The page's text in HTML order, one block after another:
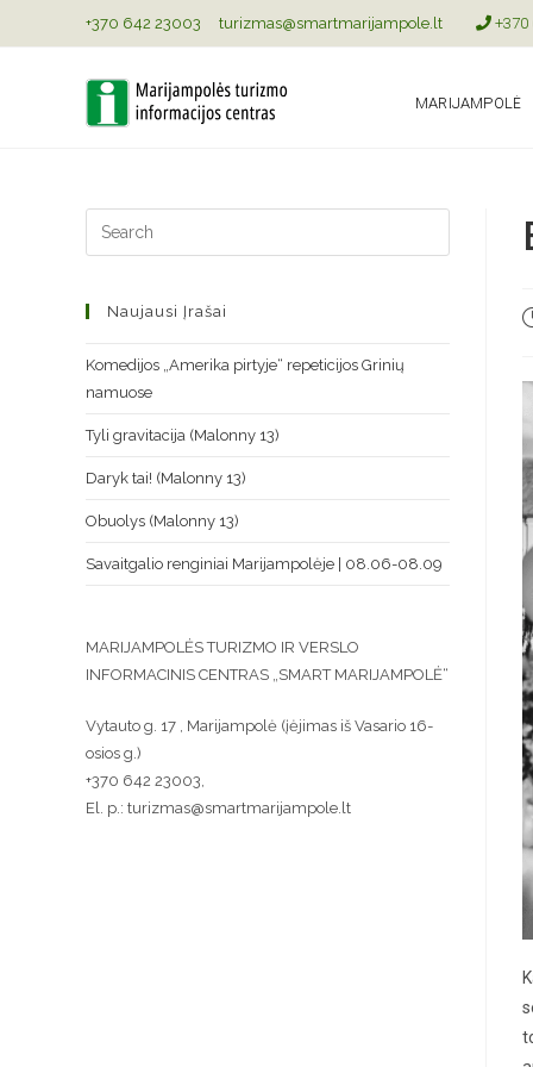
+370 642 23003 turizmas@smartmarijampole.lt +370
MARIJAMPOLĖ
Naujausi Įrašai
Komedijos „Amerika pirtyje“ repeticijos Grinių
namuose
Tyli gravitacija (Malonny 13)
Daryk tai! (Malonny 13)
Obuolys (Malonny 13)
Savaitgalio renginiai Marijampolėje | 08.06-08.09
MARIJAMPOLĖS TURIZMO IR VERSLO
INFORMACINIS CENTRAS „SMART MARIJAMPOLĖ“
Vytauto g. 17 , Marijampolė (įėjimas iš Vasario 16-
osios g.)
+370 642 23003,
El. p.: turizmas@smartmarijampole.lt